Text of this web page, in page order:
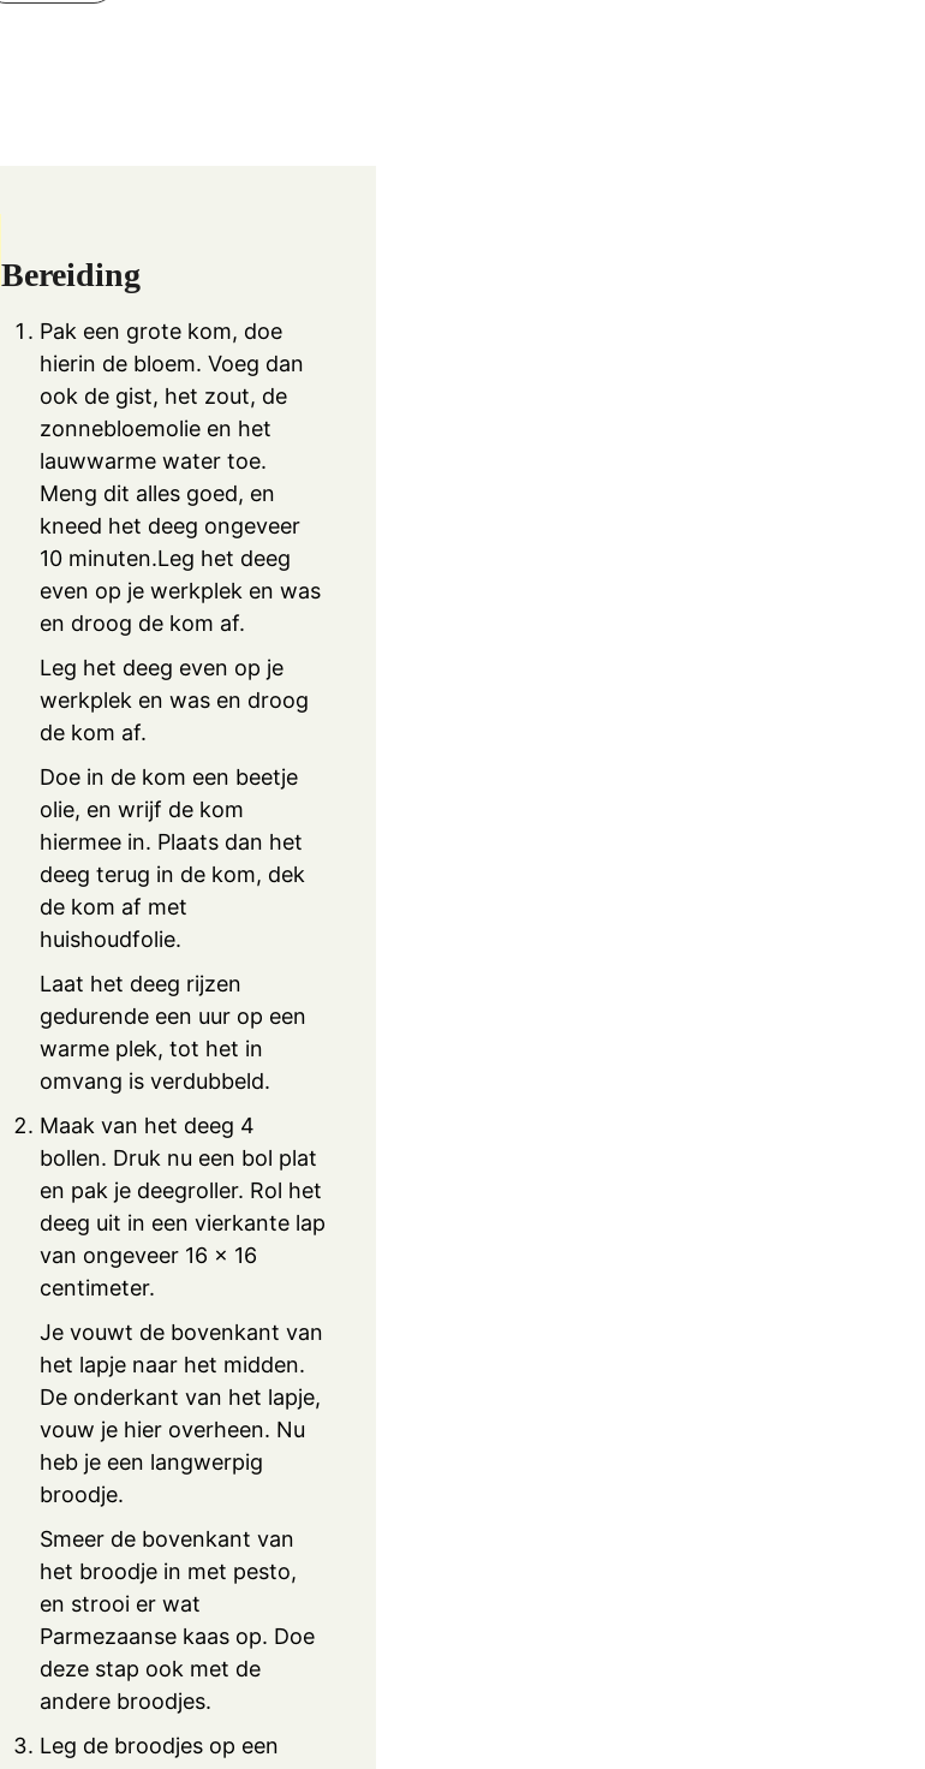
Bereiding
Pak een grote kom, doe
hierin de bloem. Voeg dan
ook de gist, het zout, de
zonnebloemolie en het
lauwwarme water toe.
Meng dit alles goed, en
kneed het deeg ongeveer
10 minuten.Leg het deeg
even op je werkplek en was
en droog de kom af.
Leg het deeg even op je
werkplek en was en droog
de kom af.
Doe in de kom een beetje
olie, en wrijf de kom
hiermee in. Plaats dan het
deeg terug in de kom, dek
de kom af met
huishoudfolie.
Laat het deeg rijzen
gedurende een uur op een
warme plek, tot het in
omvang is verdubbeld.
Maak van het deeg 4
bollen. Druk nu een bol plat
en pak je deegroller. Rol het
deeg uit in een vierkante lap
van ongeveer 16 x 16
centimeter.
Je vouwt de bovenkant van
het lapje naar het midden.
De onderkant van het lapje,
vouw je hier overheen. Nu
heb je een langwerpig
broodje.
Smeer de bovenkant van
het broodje in met pesto,
en strooi er wat
Parmezaanse kaas op. Doe
deze stap ook met de
andere broodjes.
Leg de broodjes op een